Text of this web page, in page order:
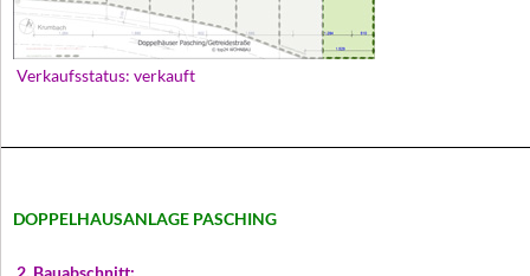
Verkaufsstatus: verkauft
DOPPELHAUSANLAGE PASCHING
2. Bauabschnitt: